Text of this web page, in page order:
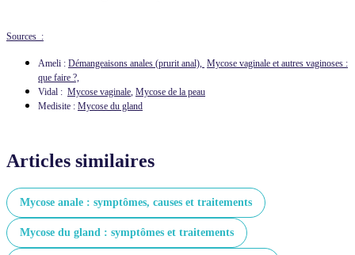
Sources :
Ameli : Démangeaisons anales (prurit anal),
Mycose vaginale et autres vaginoses :
que faire ?,
Vidal : Mycose vaginale Mycose de la peau
Medisite : Mycose du gland
Articles similaires
Mycose anale : symptômes, causes et traitements
Mycose du gland : symptômes et traitements